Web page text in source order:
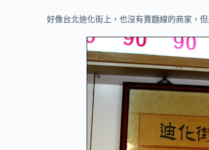
好像台北迪化街上，也沒有賣麵線的商家，